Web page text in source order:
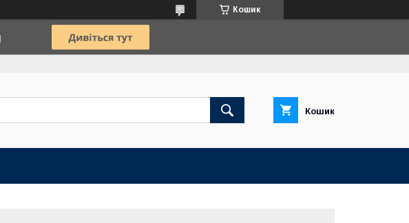
Кошик
Кошик